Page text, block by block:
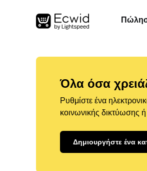
Όλα όσα
Ρυθμίστε ένα
κοινωνικής δικτύωσης
Δημιουργήστε ένα